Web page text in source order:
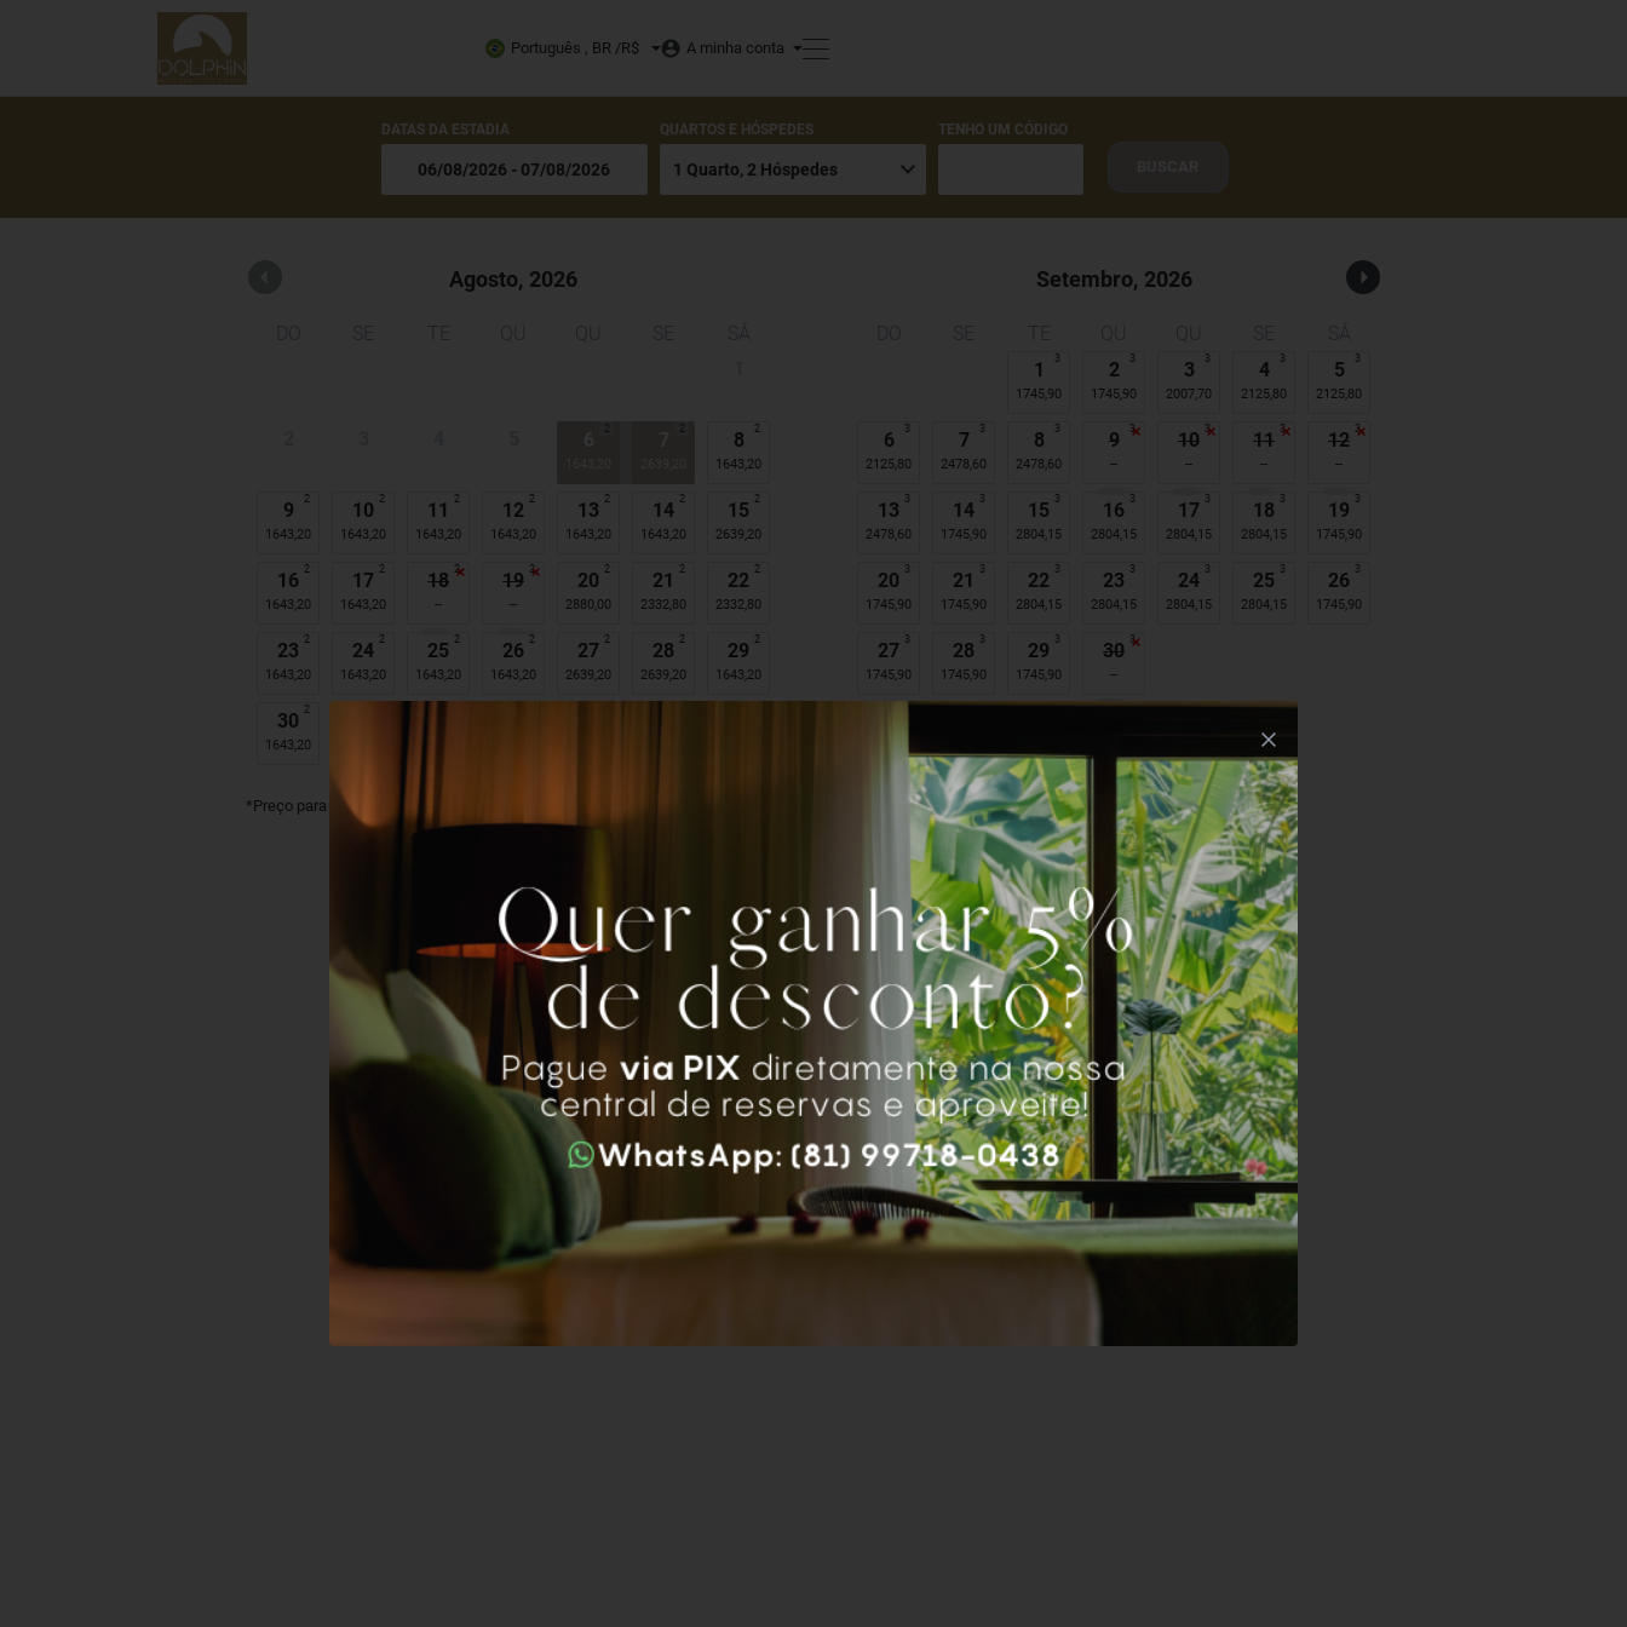
Dolphin Villa Hotel Português , BR /R$ A minha conta
DATAS DA ESTADIA QUARTOS E HÓSPEDES TENHO UM CÓDIGO
Agosto, 2026
2 2 8
1643,20
2
9
1643,20
2 10
1643,20
2 11
1643,20
2 12
1643,20
2 13
1643,20
2 14
1643,20
2 15
2639,20
2
16
1643,20
2 17
1643,20
2 18 2 19 2 20
2880,00
2 21
2332,80
2 22
2332,80
2
23
1643,20
2 24
1643,20
2 25
1643,20
2 26
1643,20
2 27
2639,20
2 28
2639,20
2 29
1643,20
2
30
1643,20
2
Setembro, 2026
1
1745,90
3 2
1745,90
3 3
2007,70
3 4
2125,80
3 5
2125,80
3
6
2125,80
3 7
2478,60
3 8
2478,60
3 9 3 10 3 11 3 12 3
13
2478,60
3 14
1745,90
3 15
2804,15
3 16
2804,15
3 17
2804,15
3 18
2804,15
3 19
1745,90
3
20
1745,90
3 21
1745,90
3 22
2804,15
3 23
2804,15
3 24
2804,15
3 25
2804,15
3 26
1745,90
3
27
1745,90
3 28
1745,90
3 29
1745,90
3 30 3
*Preço para adultos / 1 noite em R$